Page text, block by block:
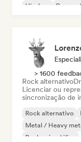
Hip-hop
Pop soul
> 1600
Rock alternativo
Licenciar ou
sincronização de
Rock alternativo
Metal / Heavy
Rock psicodélico